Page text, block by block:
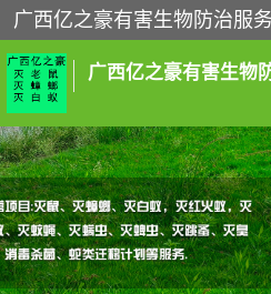
南宁灭白蚁
南宁灭蟑螂